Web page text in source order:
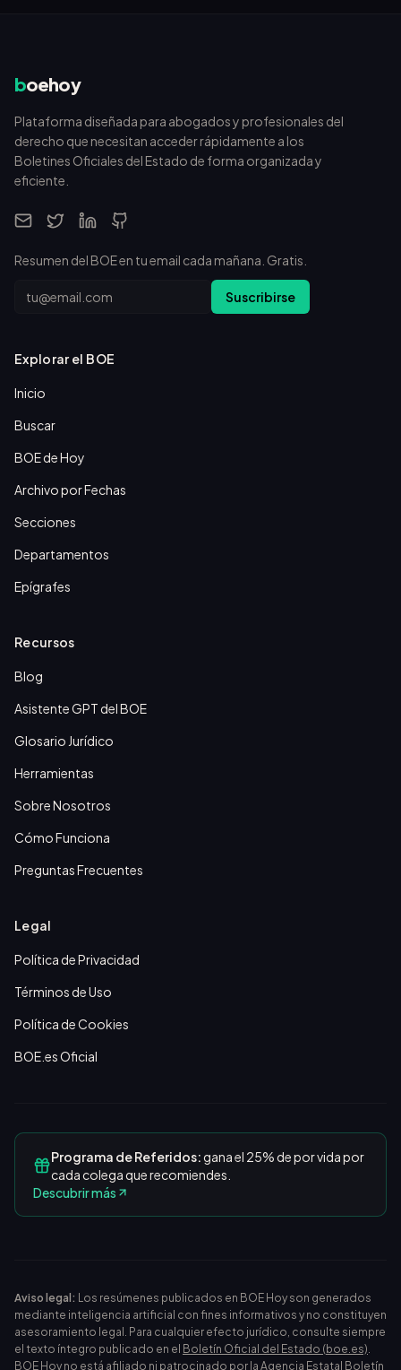
boehoy
Plataforma diseñada para abogados y profesionales del
derecho que necesitan acceder rápidamente a los
Boletines Oficiales del Estado de forma organizada y
eficiente.
Resumen del BOE en tu email cada mañana. Gratis.
Email Suscribirse
Explorar el BOE
Inicio
Buscar
BOE de Hoy
Archivo por Fechas
Secciones
Departamentos
Epígrafes
Recursos
Blog
Asistente GPT del BOE
Glosario Jurídico
Herramientas
Sobre Nosotros
Cómo Funciona
Preguntas Frecuentes
Legal
Política de Privacidad
Términos de Uso
Política de Cookies
BOE.es Oficial
Programa de Referidos:gana el 25% de por vida por
cada colega que recomiendes.
Descubrir más
Aviso legal: Los resúmenes publicados en BOE Hoy son generados
mediante inteligencia artificial con fines informativos y no constituyen
asesoramiento legal. Para cualquier efecto jurídico, consulte siempre
el texto íntegro publicado en el Boletín Oficial del Estado (boe.es).
BOE Hoy no está afiliado ni patrocinado por la Agencia Estatal Boletín